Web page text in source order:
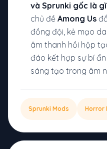
và Sprunki gốc là
chủ đề Among Us
đồng đội, kẻ mạo
âm thanh hồi hộp
đáo kết hợp sự bí
sáng tạo trong âm
Sprunki Mods Horror